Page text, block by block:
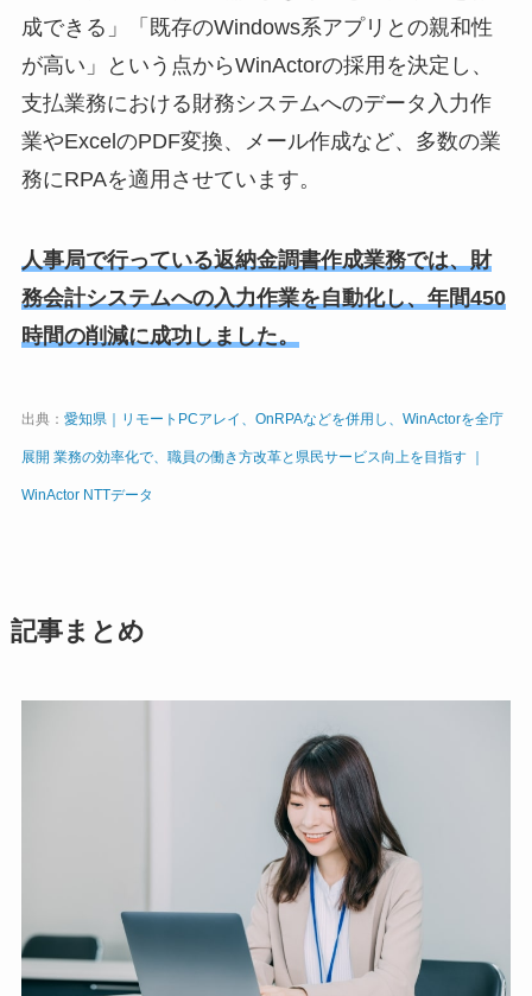
成できる」「既存のWindows系アプリとの親和性
が高い」という点からWinActorの採用を決定し、
支払業務における財務システムへのデータ入力作
業やExcelのPDF変換、メール作成など、多数の業
務にRPAを適用させています。
人事局で行っている返納金調書作成業務では、財
務会計システムへの入力作業を自動化し、年間450
時間の削減に成功しました。
出典： 愛知県｜リモートPCアレイ、OnRPAなどを併用し、WinActorを全庁
展開 業務の効率化で、職員の働き方改革と県民サービス向上を目指す ｜
WinActor NTTデータ
記事まとめ